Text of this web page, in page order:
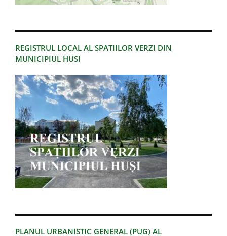
REGISTRUL LOCAL AL SPATIILOR VERZI DIN
MUNICIPIUL HUSI
PLANUL URBANISTIC GENERAL (PUG) AL